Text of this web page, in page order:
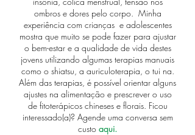
ombros e dores pelo corpo. Minha
experiência com crianças e adolescentes
mostra que muito se pode fazer para ajustar
o bem-estar e a qualidade de vida destes
jovens utilizando algumas terapias manuais
como o shiatsu, a auriculoterapia, o tui na.
Além das terapias, é possível orientar alguns
ajustes na alimentação e prescrever o uso
de fitoterápicos chineses e florais. Ficou
interessado(a)? Agende uma conversa sem
custo aqui.